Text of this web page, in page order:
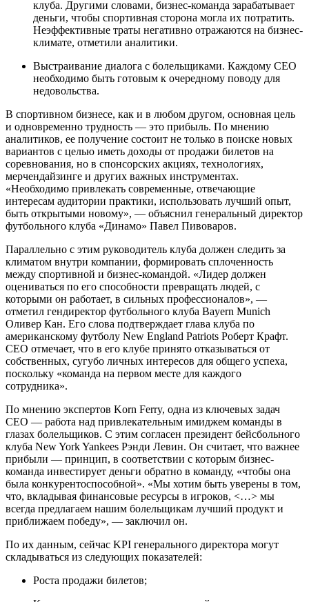
клуба. Другими словами, бизнес-команда зарабатывает
деньги, чтобы спортивная сторона могла их потратить.
Неэффективные траты негативно отражаются на бизнес-
климате, отметили аналитики.
Выстраивание диалога с болельщиками. Каждому СЕО
необходимо быть готовым к очередному поводу для
недовольства.
В спортивном бизнесе, как и в любом другом, основная цель
и одновременно трудность — это прибыль. По мнению
аналитиков, ее получение состоит не только в поиске новых
вариантов с целью иметь доходы от продажи билетов на
соревнования, но в спонсорских акциях, технологиях,
мерчендайзинге и других важных инструментах.
«Необходимо привлекать современные, отвечающие
интересам аудитории практики, использовать лучший опыт,
быть открытыми новому», — объяснил генеральный директор
футбольного клуба «Динамо» Павел Пивоваров.
Параллельно с этим руководитель клуба должен следить за
климатом внутри компании, формировать сплоченность
между спортивной и бизнес-командой. «Лидер должен
оцениваться по его способности превращать людей, с
которыми он работает, в сильных профессионалов», —
отметил гендиректор футбольного клуба Bayern Munich
Оливер Кан. Его слова подтверждает глава клуба по
американскому футболу New England Patriots Роберт Крафт.
СЕО отмечает, что в его клубе принято отказываться от
собственных, сугубо личных интересов для общего успеха,
поскольку «команда на первом месте для каждого
сотрудника».
По мнению экспертов Korn Ferry, одна из ключевых задач
СЕО — работа над привлекательным имиджем команды в
глазах болельщиков. С этим согласен президент бейсбольного
клуба New York Yankees Рэнди Левин. Он считает, что важнее
прибыли — принцип, в соответствии с которым бизнес-
команда инвестирует деньги обратно в команду, «чтобы она
была конкурентоспособной». «Мы хотим быть уверены в том,
что, вкладывая финансовые ресурсы в игроков, <…> мы
всегда предлагаем нашим болельщикам лучший продукт и
приближаем победу», — заключил он.
По их данным, сейчас KPI генерального директора могут
складываться из следующих показателей:
Роста продажи билетов;